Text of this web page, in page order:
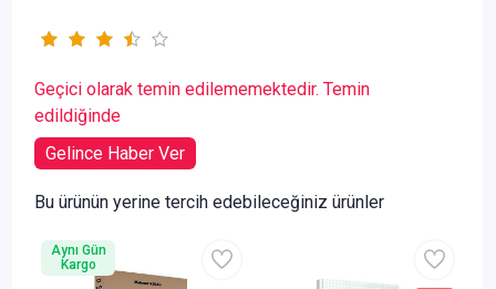
Geçici olarak temin edilememektedir. Temin
edildiğinde
Gelince Haber Ver
Bu ürünün yerine tercih edebileceğiniz ürünler
Aynı Gün
Kargo